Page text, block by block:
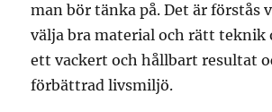
man bör tänka på. Det är förstås
välja bra material och rätt teknik
ett vackert och hållbart resultat
förbättrad livsmiljö.